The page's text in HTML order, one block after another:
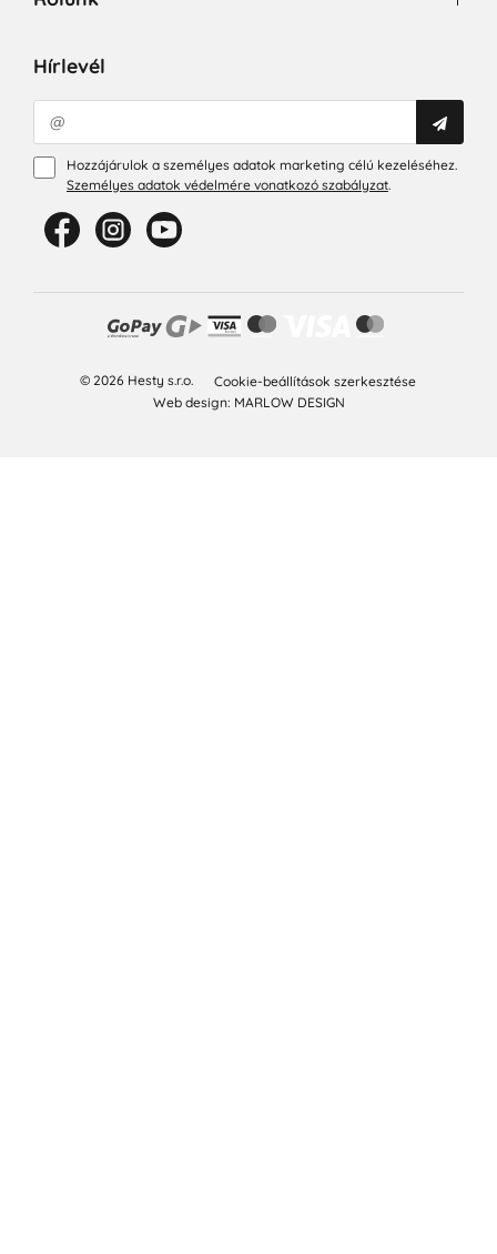
Hírlevél
Hozzájárulok a személyes adatok marketing célú kezeléséhez.
Személyes adatok védelmére vonatkozó szabályzat.
© 2026 Hesty s.r.o.
Cookie-beállítások szerkesztése
Web design: MARLOW DESIGN